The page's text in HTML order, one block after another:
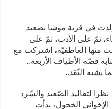
في قرية موشا بصعيد
الحياء، ثمّ على الأدب، ثمّ على
منها العاطفيّة، اشتركت مع
قصّة الأطياف الأربعة..
يشبه النّقد..
نظرا لتقاليد الصّعيد والسّرد
الإخواني الخجول، بدأت